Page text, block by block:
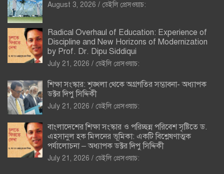
August 3, 2026 ডেইলি প্রেসওয়াচ:
Radical Overhaul of Education: Experience of
Discipline and New Horizons of Modernization
by Prof. Dr. Dipu Siddiqui
July 21, 2026 ডেইলি প্রেসওয়াচ:
শিক্ষা সংস্কার: শৃঙ্খলা থেকে অগ্রগতির সম্ভাবনা- অধ্যাপক
ডক্টর দিপু সিদ্দিকী
July 21, 2026 ডেইলি প্রেসওয়াচ:
বাংলাদেশের শিক্ষা সংস্কার ও পরিচ্ছন্ন পরিবেশ সৃষ্টিতে ড.
এহসানুল হক মিলনের ভূমিকা: একটি বিশ্লেষণাত্মক
পর্যালোচনা – অধ্যাপক ডক্টর দিপু সিদ্দিকী
July 21, 2026 ডেইলি প্রেসওয়াচ: